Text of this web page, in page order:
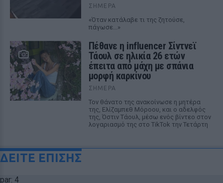
ΣΉΜΕΡΑ
«Όταν κατάλαβε τι της ζητούσε,
πάγωσε...»
Πέθανε η influencer Σίντνεϊ
Τάουλ σε ηλικία 26 ετών
έπειτα από μάχη με σπάνια
μορφή καρκίνου
ΣΉΜΕΡΑ
Τον θάνατο της ανακοίνωσε η μητέρα
της, Ελίζαμπεθ Μόροου, και ο αδελφός
της, Όστιν Τάουλ, μέσω ενός βίντεο στον
λογαριασμό της στο TikTok την Τετάρτη
ΔΕΙΤΕ ΕΠΙΣΗΣ
par: 4